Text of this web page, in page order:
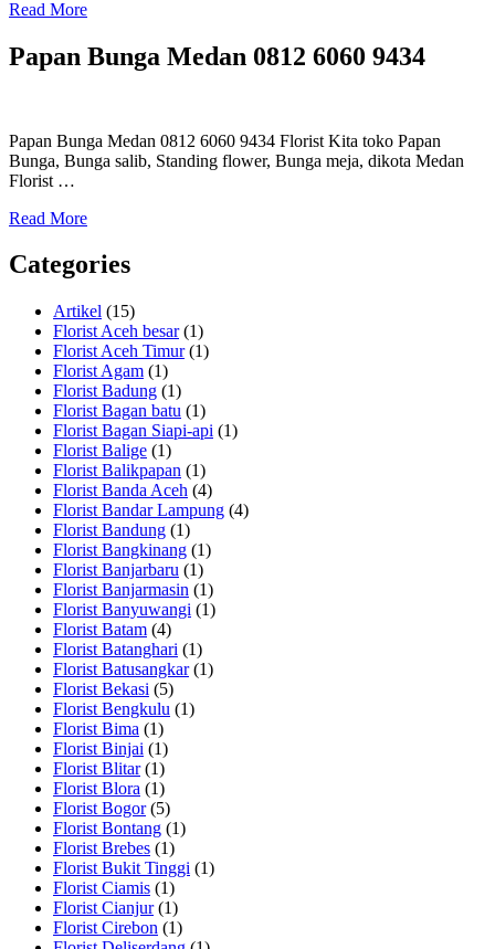
Read More
Papan Bunga Medan 0812 6060 9434
Papan Bunga Medan 0812 6060 9434 Florist Kita toko Papan
Bunga, Bunga salib, Standing flower, Bunga meja, dikota Medan
Florist …
Read More
Categories
Artikel (15)
Florist Aceh besar(1)
Florist Aceh Timur(1)
Florist Agam (1)
Florist Badung (1)
Florist Bagan batu (1)
Florist Bagan Siapi-api (1)
Florist Balige (1)
Florist Balikpapan (1)
Florist Banda Aceh (4)
Florist Bandar Lampung (4)
Florist Bandung (1)
Florist Bangkinang (1)
Florist Banjarbaru (1)
Florist Banjarmasin (1)
Florist Banyuwangi (1)
Florist Batam (4)
Florist Batanghari (1)
Florist Batusangkar(1)
Florist Bekasi (5)
Florist Bengkulu (1)
Florist Bima (1)
Florist Binjai (1)
Florist Blitar(1)
Florist Blora (1)
Florist Bogor(5)
Florist Bontang (1)
Florist Brebes (1)
Florist Bukit Tinggi (1)
Florist Ciamis (1)
Florist Cianjur(1)
Florist Cirebon (1)